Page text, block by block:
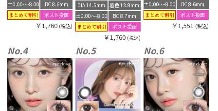
±0.00〜-8.00
BC 8.6mm
まとめて割引
ポスト投函
￥1,760 (税込)
DIA 14.5mm
着色 13.8mm
±0.00〜-8.00
BC 8.7mm
まとめて割引
ポスト投函
￥1,760 (税込)
±0.00〜-8.00
BC 8.6mm
まとめて割引
ポスト投函
￥1,551 (税込)
No.4 No.5 No.6